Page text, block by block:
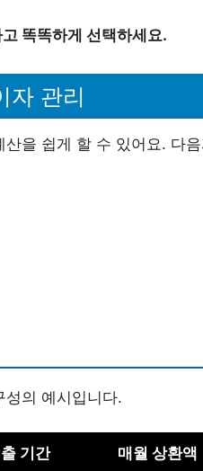
똑똑하게 선택하세요.
자 관리
을 쉽게 할 수 있어요. 다
성의 예시입니다.
기간 매월 상환액